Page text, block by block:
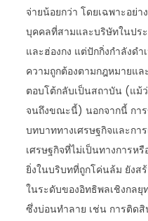
จ่ายน้อยกว่า โดยเฉพาะอย่
บุคคลที่สามและบริษัทในปร
และฮ่องกง แต่ปักกิ่งกำลังดำ
ความถูกต้องตามกฎหมายแ
ตอบโต้กลับเป็นสถาบัน (แม้
จนถึงขณะนี้) นอกจากนี้ กา
บทบาททางเศรษฐกิจและกา
เศรษฐกิจที่ไม่เป็นทางการห
ยิ่งในบริบทที่ถูกโค่นล้ม ยังส
ในระดับของอิทธิพลเชิงกล
ซึ่งบ่อนทำลาย เช่น การติดสิ